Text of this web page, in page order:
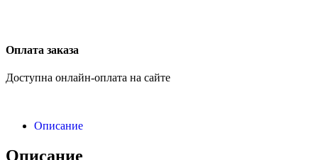
Оплата заказа
Доступна онлайн-оплата на сайте
Описание
Описание